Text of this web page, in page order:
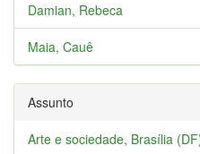
Damian, Rebeca
Maia, Cauê
Assunto
Arte e sociedade, Brasília